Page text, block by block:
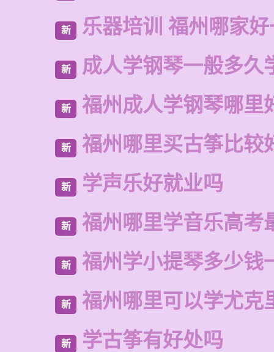
新 乐器培训 福州哪家
新 成人学钢琴一般多久
新 福州成人学钢琴哪里
新 福州哪里买古筝比较
新 学声乐好就业吗
新 福州哪里学音乐高考
新 福州学小提琴多少钱
新 福州哪里可以学尤克
新 学古筝有好处吗